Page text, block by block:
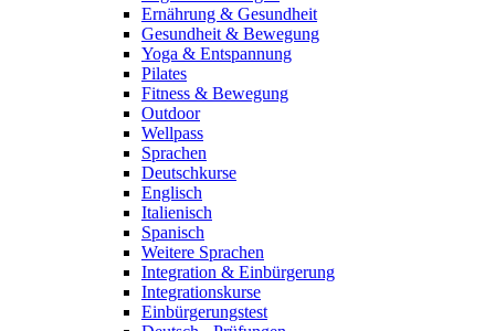
Ernährung & Gesundheit
Gesundheit & Bewegung
Yoga & Entspannung
Pilates
Fitness & Bewegung
Outdoor
Wellpass
Sprachen
Deutschkurse
Englisch
Italienisch
Spanisch
Weitere Sprachen
Integration & Einbürgerung
Integrationskurse
Einbürgerungstest